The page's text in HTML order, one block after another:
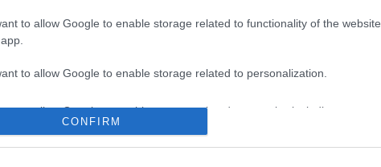
to allow Google to enable storage related to functionality of the website
to allow Google to enable storage related to personalization.
to allow Google to enable storage related to security, including
functionality and fraud prevention, and other user protection.
CONFIRM